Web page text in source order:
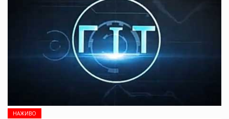
НАЖИВО